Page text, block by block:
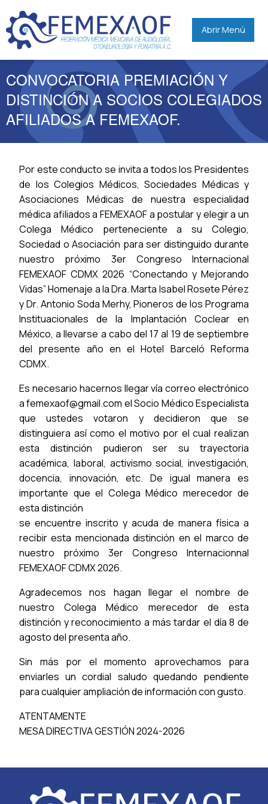
Abrir Menú
CONVOCATORIA PREMIACIÓN Y
DISTINCIÓN A SOCIOS COLEGIADOS
AFILIADOS A FEMEXAOF.
Por este conducto se invita a todos los Presidentes
de los Colegios Médicos, Sociedades Médicas y
Asociaciones Médicas de nuestra especialidad
médica afiliados a FEMEXAOF a postular y elegir a un
Colega Médico perteneciente a su Colegio,
Sociedad o Asociación para ser distinguido durante
nuestro próximo 3er Congreso Internacional
FEMEXAOF CDMX 2026 “Conectando y Mejorando
Vidas” Homenaje a la Dra. Marta Isabel Rosete Pérez
y Dr. Antonio Soda Merhy, Pioneros de los Programa
Instituacionales de la Implantación Coclear en
México, a llevarse a cabo del 17 al 19 de septiembre
del presente año en el Hotel Barceló Reforma
CDMX.
Es necesario hacernos llegar vía correo electrónico
a femexaof@gmail.com el Socio Médico Especialista
que ustedes votaron y decidieron que se
distinguiera así como el motivo por el cual realizan
esta distinción pudieron ser su trayectoria
académica, laboral, activismo social, investigación,
docencia, innovación, etc. De igual manera es
importante que el Colega Médico merecedor de
esta distinción
se encuentre inscrito y acuda de manera física a
recibir esta mencionada distinción en el marco de
nuestro próximo 3er Congreso Internacionnal
FEMEXAOF CDMX 2026.
Agradecemos nos hagan llegar el nombre de
nuestro Colega Médico merecedor de esta
distinción y reconocimiento a más tardar el día 8 de
agosto del presenta año.
Sin más por el momento aprovechamos para
enviarles un cordial saludo quedando pendiente
para cualquier ampliación de información con gusto.
ATENTAMENTE
MESA DIRECTIVA GESTIÓN 2024-2026